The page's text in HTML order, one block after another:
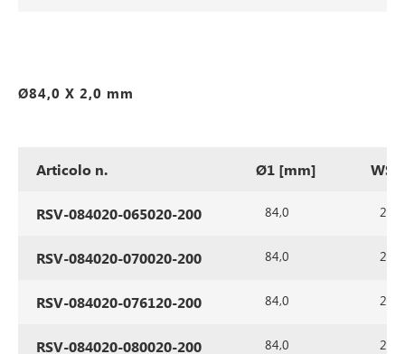
Ø84,0 X 2,0 mm
Articolo n. Ø1 [mm]
RSV-084020-065020-200 84,0 2,0
RSV-084020-070020-200 84,0 2,0
RSV-084020-076120-200 84,0 2,0
RSV-084020-080020-200 84,0 2,0